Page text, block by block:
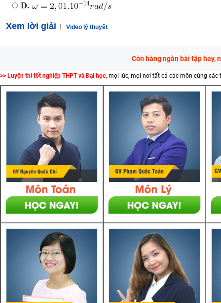
D.
Xem lời giải Video lý thuyết
Còn hàng ngàn bài tập hay,
>> Luyện thi tốt nghiệp THPT và Đại học, mọi lúc, mọi nơi tất cả các môn cùng các